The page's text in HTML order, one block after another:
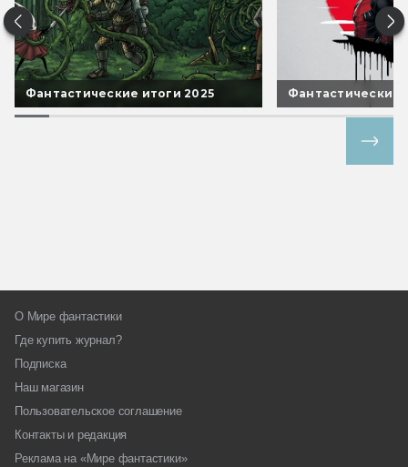
Фантастические итоги 2025 Фантастические
О Мире фантастики
Где купить журнал?
Подписка
Наш магазин
Пользовательское соглашение
Контакты и редакция
Реклама на «Мире фантастики»